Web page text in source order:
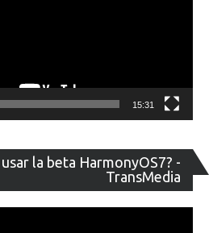
15:31
la beta HarmonyOS7? -
TransMedia
de